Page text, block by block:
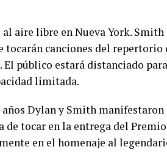
aire libre en Nueva York. Smith
tocarán canciones del repertorio
El público estará distanciado para
limitada.
Dylan y Smith manifestaron
tocar en la entrega del
en el homenaje al